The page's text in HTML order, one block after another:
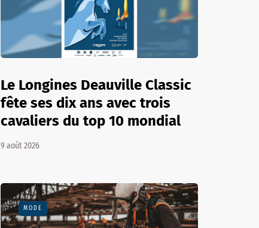
Le Longines Deauville Classic
fête ses dix ans avec trois
cavaliers du top 10 mondial
9 août 2026
MODE